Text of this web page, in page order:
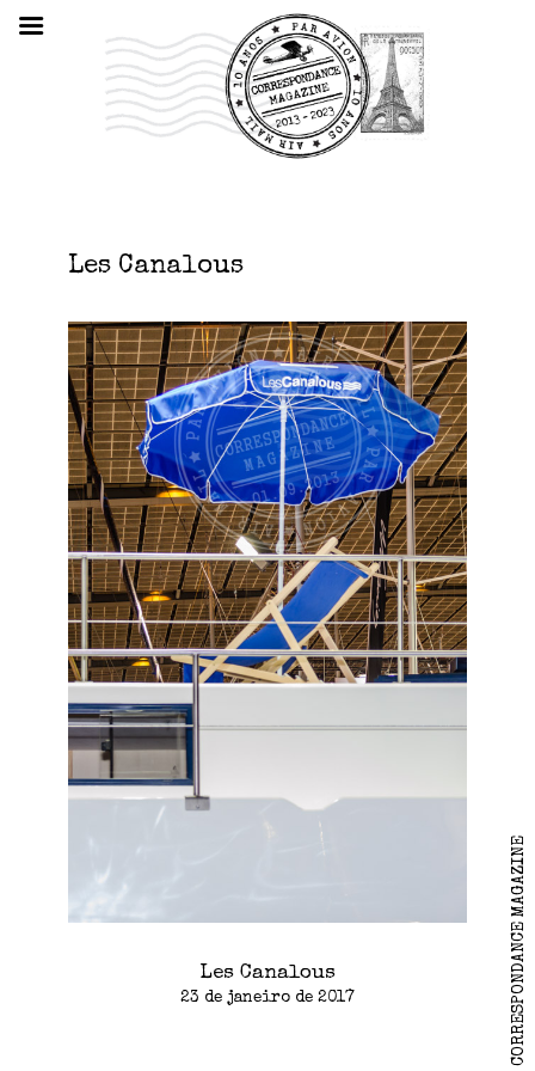
Les Canalous
Les Canalous
23 de janeiro de 2017 2026 CORRESPONDANCE MAGAZINE